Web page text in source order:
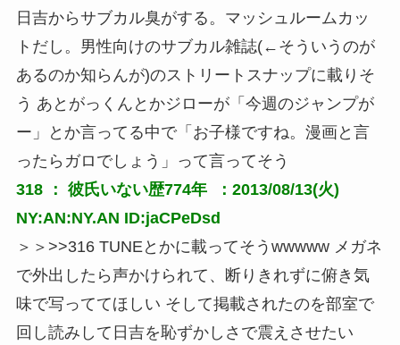
日吉からサブカル臭がする。マッシュルームカッ
トだし。男性向けのサブカル雑誌(←そういうのが
あるのか知らんが)のストリートスナップに載りそ
う あとがっくんとかジローが「今週のジャンプが
ー」とか言ってる中で「お子様ですね。漫画と言
ったらガロでしょう」って言ってそう
318 ： 彼氏いない歴774年
：2013/08/13(火)
NY:AN:NY.AN ID:jaCPeDsd
＞＞>>316 TUNEとかに載ってそうwwwww メガネ
で外出したら声かけられて、断りきれずに俯き気
味で写っててほしい そして掲載されたのを部室で
回し読みして日吉を恥ずかしさで震えさせたい